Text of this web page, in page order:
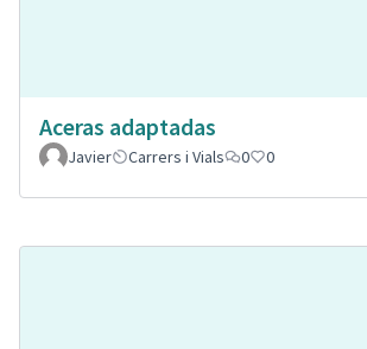
Aceras adaptadas
Javier
Carrers i Vials 0 0